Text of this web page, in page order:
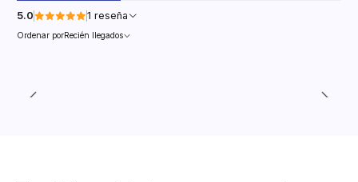
5.0 1 reseña
Ordenar porRecién llegados